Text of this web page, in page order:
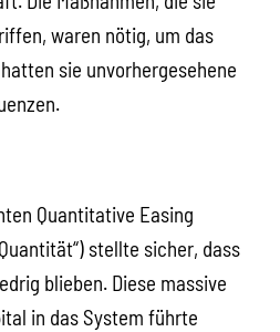
waren nötig, um das
sie unvorhergesehene
Quantitative Easing
stellte sicher, dass
blieben. Diese massive
in das System führte